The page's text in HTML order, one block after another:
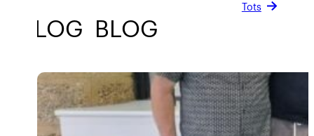
BLOG BLOG
Tots